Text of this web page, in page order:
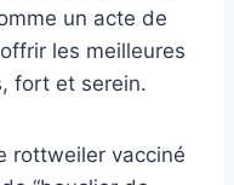
un acte de
les meilleures
fort et serein.
rottweiler vacciné